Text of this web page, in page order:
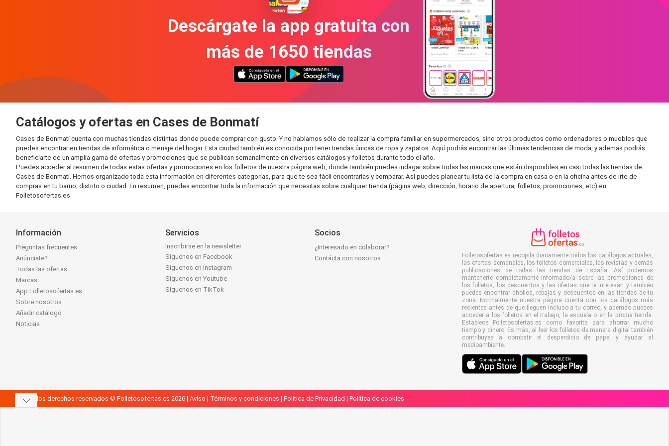
Descárgate la app gratuita con
más de 1650 tiendas
Catálogos y ofertas en Cases de Bonmatí
Cases de Bonmatí cuenta con muchas tiendas distintas donde puede comprar con gusto. Y no hablamos sólo de realizar la compra familiar en supermercados, sino otros productos como ordenadores o muebles que
puedes encontrar en tiendas de informática o menaje del hogar. Esta ciudad también es conocida por tener tiendas únicas de ropa y zapatos. Aquí podrás encontrar las últimas tendencias de moda, y además podrás
beneficiarte de un amplia gama de ofertas y promociones que se publican semanalmente en diversos catálogos y folletos durante todo el año.
Puedes acceder al resumen de todas estas ofertas y promociones en los folletos de nuestra página web, donde también puedes indagar sobre todas las marcas que están disponibles en casi todas las tiendas de
Cases de Bonmatí. Hemos organizado toda esta información en diferentes categorías, para que te sea fácil encontrarlas y comparar. Así puedes planear tu lista de la compra en casa o en la oficina antes de irte de
compras en tu barrio, distrito o ciudad. En resumen, puedes encontrar toda la información que necesitas sobre cualquier tienda (página web, dirección, horario de apertura, folletos, promociones, etc) en
Folletosofertas.es.
Información
Preguntas frecuentes
Anúnciate?
Todas las ofertas
Marcas
App Folletosofertas.es
Sobre nosotros
Añadir catálogo
Noticias
Servicios
Inscribirse en la newsletter
Síguenos en Facebook
Síguenos en Instagram
Síguenos en Youtube
Síguenos en TikTok
Socios
¿Interesado en colaborar?
Contácta con nosotros
Folletosofertas.es recopila diariamente todos los catálogos actuales,
las ofertas semanales, los folletos comerciales, las revistas y demás
publicaciones de todas las tiendas de España. Así podemos
mantenerte completamente informado/a sobre las promociones de
los folletos, los descuentos y las ofertas que te interesan y también
puedes encontrar chollos, rebajas y descuentos en las tiendas de tu
zona. Normalmente nuestra página cuenta con los catálogos más
recientes antes de que lleguen incluso a tu correo, y además puedes
acceder a los folletos en el trabajo, la escuela o en la propia tienda.
Establece Folletosofertas.es como favorita para ahorrar mucho
tiempo y dinero. Es más, al leer los folletos de manera digital también
contribuyes a combatir el desperdicio de papel y ayudar al
medioambiente.
Todos los derechos reservados © Folletosofertas.es 2026 | Aviso | Términos y condiciones | Política de Privacidad | Política de cookies